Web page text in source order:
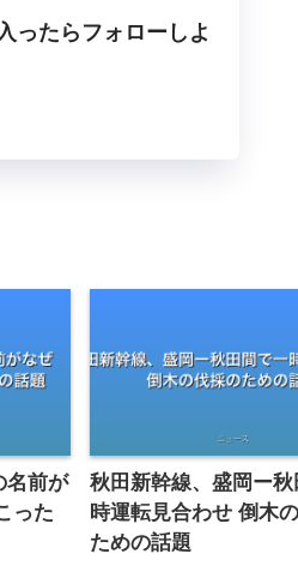
ったらフォローしよ
名前が
った
秋田新幹線、盛岡ー
時運転見合わせ 倒木
ための話題